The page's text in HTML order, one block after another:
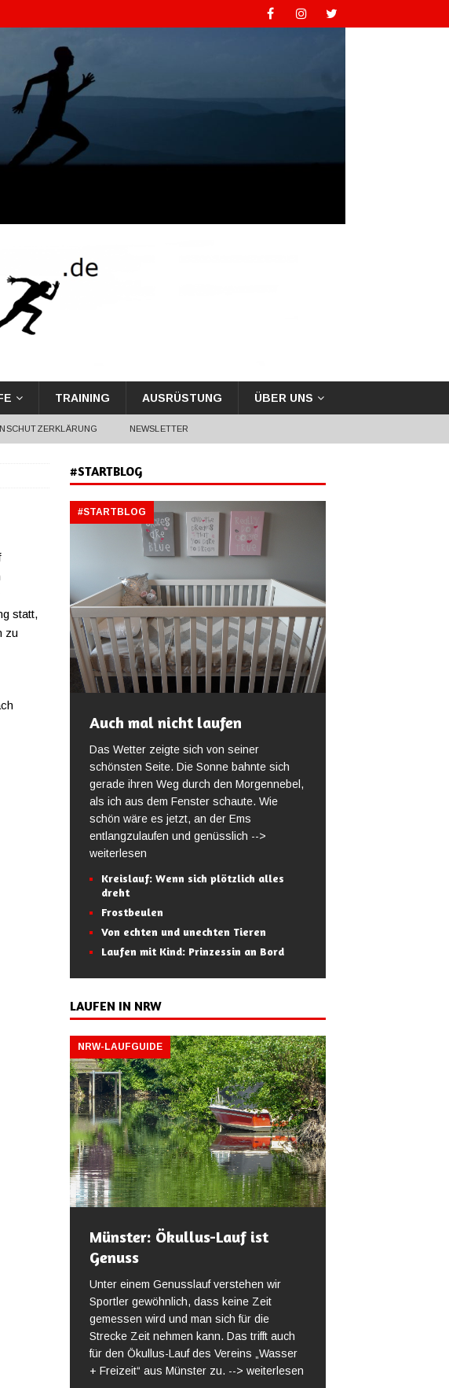
TRAINING AUSRÜSTUNG ÜBER UNS
NEWSLETTER
statt,
zu
#STARTBLOG
#STARTBLOG
Auch mal nicht laufen
Das Wetter zeigte sich von seiner
schönsten Seite. Die Sonne bahnte sich
gerade ihren Weg durch den Morgennebel,
als ich aus dem Fenster schaute. Wie
schön wäre es jetzt, an der Ems
entlangzulaufen und genüsslich -->
weiterlesen
Kreislauf: Wenn sich plötzlich alles
dreht
Frostbeulen
Von echten und unechten Tieren
Laufen mit Kind: Prinzessin an Bord
LAUFEN IN NRW
NRW-LAUFGUIDE
Münster: Ökullus-Lauf ist
Genuss
Unter einem Genusslauf verstehen wir
Sportler gewöhnlich, dass keine Zeit
gemessen wird und man sich für die
Strecke Zeit nehmen kann. Das trifft auch
für den Ökullus-Lauf des Vereins „Wasser
+ Freizeit“ aus Münster zu. --> weiterlesen